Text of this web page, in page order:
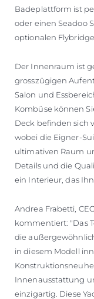
Badeplattform ist
oder einen Seadoo
optionalen
Der Innenraum ist
grosszügigen
Salon und
Kombüse können
Deck befinden sich
wobei die Eigner-
ultimativen Raum
Details und die
ein Interieur, das
Andrea Frabetti,
kommentiert: "Das
die
in diesem Modell
Innenausstattung
einzigartig. Diese